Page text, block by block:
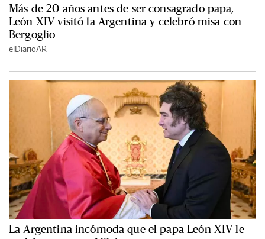
Más de 20 años antes de ser consagrado papa,
León XIV visitó la Argentina y celebró misa con
Bergoglio
elDiarioAR
La Argentina incómoda que el papa León XIV le